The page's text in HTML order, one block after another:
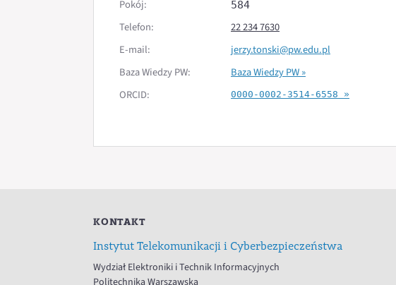
Pokój: 584
Telefon:
22 234 7630
E-mail:
jerzy.tonski@pw.edu.pl
Baza Wiedzy PW:
Baza Wiedzy PW »
ORCID:
0000-0002-3514-6558 »
KONTAKT
Instytut Telekomunikacji i Cyberbezpieczeństwa
Wydział Elektroniki i Technik Informacyjnych
Politechnika Warszawska